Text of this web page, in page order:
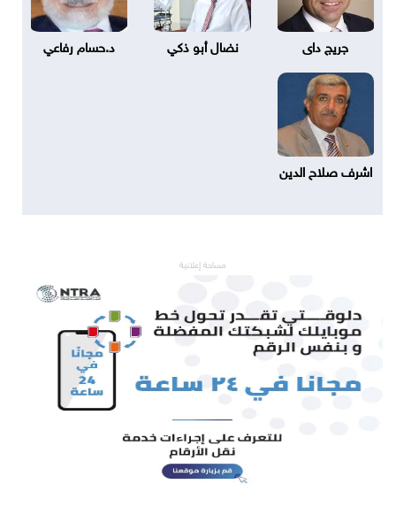
جريج داى نضال أبو ذكي د.حسام رفاعي
اشرف صلاح الدين
مساحة إعلانية